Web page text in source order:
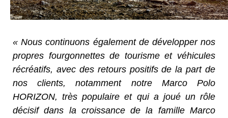
« Nous continuons également de développer nos
propres fourgonnettes de tourisme et véhicules
récréatifs, avec des retours positifs de la part de
nos clients, notamment notre Marco Polo
HORIZON, très populaire et qui a joué un rôle
décisif dans la croissance de la famille Marco